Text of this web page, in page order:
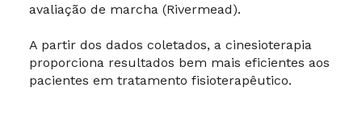
avaliação de marcha (Rivermead).
A partir dos dados coletados, a cinesioterapia
proporciona resultados bem mais eficientes aos
pacientes em tratamento fisioterapêutico.